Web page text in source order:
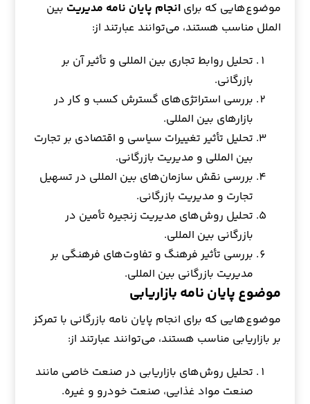
موضوع‌هایی که برایانجام پایان نامه مدیریت بین
الملل مناسب هستند، می‌توانند عبارتند از:
تحلیل روابط تجاری بین المللی و تأثیر آن بر
بازرگانی.
بررسی استراتژی‌های گسترش کسب و کار در
بازارهای بین المللی.
تحلیل تأثیر تغییرات سیاسی و اقتصادی بر تجارت
بین المللی و مدیریت بازرگانی.
بررسی نقش سازمان‌های بین المللی در تسهیل
تجارت و مدیریت بازرگانی.
تحلیل روش‌های مدیریت زنجیره تأمین در
بازرگانی بین المللی.
بررسی تأثیر فرهنگ و تفاوت‌های فرهنگی بر
مدیریت بازرگانی بین المللی.
موضوع پایان نامه بازاریابی
موضوع‌هایی که برای انجام پایان نامه بازرگانی با تمرکز
بر بازاریابی مناسب هستند، می‌توانند عبارتند از:
تحلیل روش‌های بازاریابی در صنعت خاصی مانند
صنعت مواد غذایی، صنعت خودرو و غیره.